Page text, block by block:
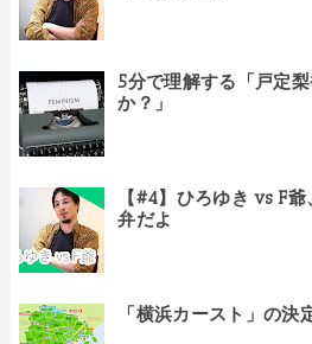
5分で理解する「戸定
か？」
【#4】ひろゆき vs F
弁だよ
「横浜カースト」の決